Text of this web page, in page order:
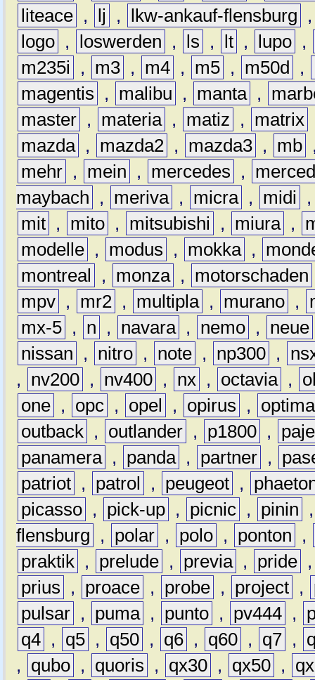
liteace , lj , lkw-ankauf-flensburg
logo , loswerden , ls , lt , lupo ,
m235i
, m3 , m4 , m5 , m50d ,
magentis
, malibu , manta ,
master , materia , matiz , matrix
mazda , mazda2 , mazda3 , mb
mehr , mein , mercedes ,
maybach
, meriva , micra , midi
mit , mito , mitsubishi , miura ,
modelle , modus , mokka ,
montreal
, monza , motorschaden
mpv , mr2 , multipla , murano ,
mx-5 , n , navara , nemo , neue
nissan
, nitro , note , np300 ,
,
nv200 , nv400 , nx , octavia ,
one , opc , opel , opirus ,
optima
outback , outlander , p1800 ,
panamera , panda , partner ,
patriot , patrol , peugeot ,
picasso , pick-up , picnic , pinin
flensburg
, polar , polo , ponton
,
praktik , prelude , previa , pride
prius
, proace , probe , project ,
pulsar , puma , punto , pv444 ,
q4 , q5 , q50 , q6 , q60 , q7 ,
,
qubo , quoris , qx30 , qx50 ,